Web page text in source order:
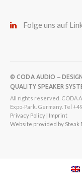
Folge uns auf
© CODA AUDIO –
QUALITY SPEAKER
All rights reserved. CODA
Expo-Park. Germany. Tel
Privacy Policy | Imprint
Website provided by Steak